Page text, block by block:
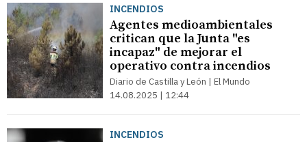
INCENDIOS
Agentes medioambientales
critican que la Junta "es
incapaz" de mejorar el
operativo contra incendios
Diario de Castilla y León | El Mundo
14.08.2025 | 12:44
INCENDIOS